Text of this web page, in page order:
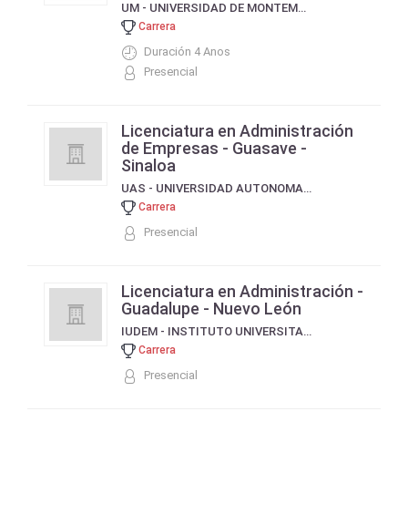
UM - UNIVERSIDAD DE MONTEMORELOS
Carrera
Duración 4 Anos
Presencial
Licenciatura en Administración
de Empresas - Guasave -
Sinaloa
UAS - UNIVERSIDAD AUTONOMA DE SINALOA
Carrera
Presencial
Licenciatura en Administración -
Guadalupe - Nuevo León
IUDEM - INSTITUTO UNIVERSITARIO MEXICO
Carrera
Presencial